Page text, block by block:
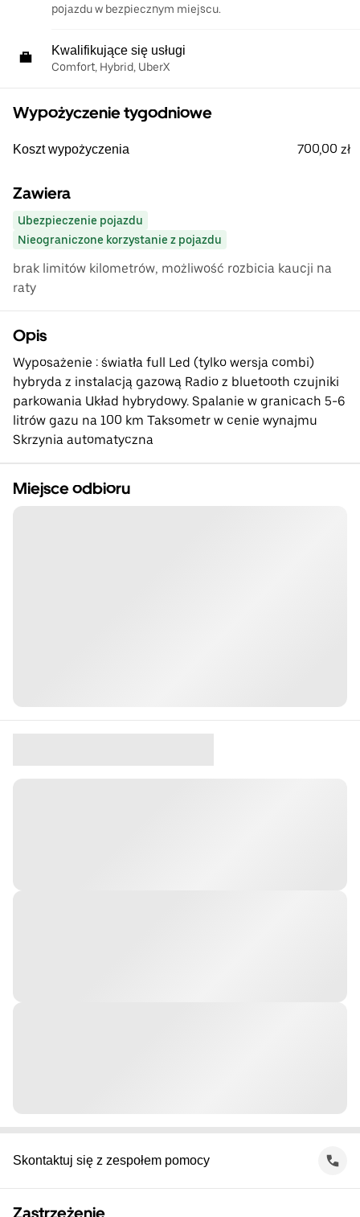
pojazdu w bezpiecznym miejscu.
Kwalifikujące się usługi
Comfort, Hybrid, UberX
Wypożyczenie tygodniowe
Koszt wypożyczenia 700,00 zł
Zawiera
Ubezpieczenie pojazdu
Nieograniczone korzystanie z pojazdu
brak limitów kilometrów, możliwość rozbicia kaucji na
raty
Opis
Wyposażenie : światła full Led (tylko wersja combi)
hybryda z instalacją gazową Radio z bluetooth czujniki
parkowania Układ hybrydowy. Spalanie w granicach 5-6
litrów gazu na 100 km Taksometr w cenie wynajmu
Skrzynia automatyczna
Miejsce odbioru
Skontaktuj się z zespołem pomocy
Zastrzeżenie